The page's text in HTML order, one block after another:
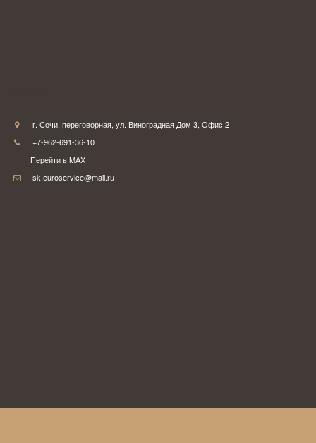
г. Сочи, переговорная, ул. Виноградная Дом 3, Офис 2
+7-962-691-36-10
Перейти в MAX
sk.euroservice@mail.ru